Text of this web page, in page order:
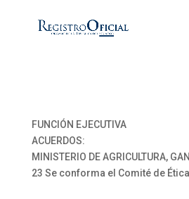
FUNCIÓN EJECUTIVA
ACUERDOS:
MINISTERIO DE AGRICULTURA,
23 Se conforma el Comité de